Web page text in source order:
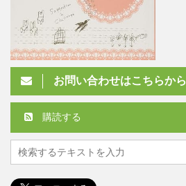
お問い合わせはこちらから
購読する